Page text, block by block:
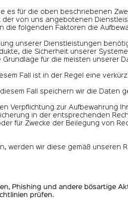
für die oben beschriebenen
von uns angebotenen
die folgenden Faktoren die
unserer Dienstleistungen
die Sicherheit unserer
für die meisten unserer
Fall ist in der Regel eine
Fall speichern wir die Daten
Verpflichtung zur Aufbewahrung
in der entsprechenden
für Zwecke der Beilegung von
werden wir diese gemäß unseren
Phishing und andere bösartige
prüfen.